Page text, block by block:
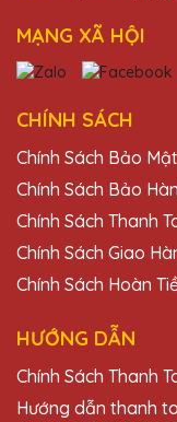
25/11/2025
Thiết kế
Lê QTG
với sản
25/11/
Cúp pha
trị của nó.
MẠNG XÃ HỘI
CHÍNH SÁCH
Chính Sách Bảo
Chính Sách Bảo
Chính Sách Thanh
Chính Sách Giao
Chính Sách Hoàn
HƯỚNG DẪN
Chính Sách Thanh
Hướng dẫn thanh